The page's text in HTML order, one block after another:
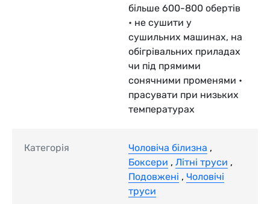
більше 600-800 обертів
• не сушити у
сушильних машинах, на
обігрівальних приладах
чи під прямими
сонячними променями •
прасувати при низьких
температурах
Категорія Чоловіча білизна ,
Боксери , Літні труси ,
Подовжені , Чоловічі
труси